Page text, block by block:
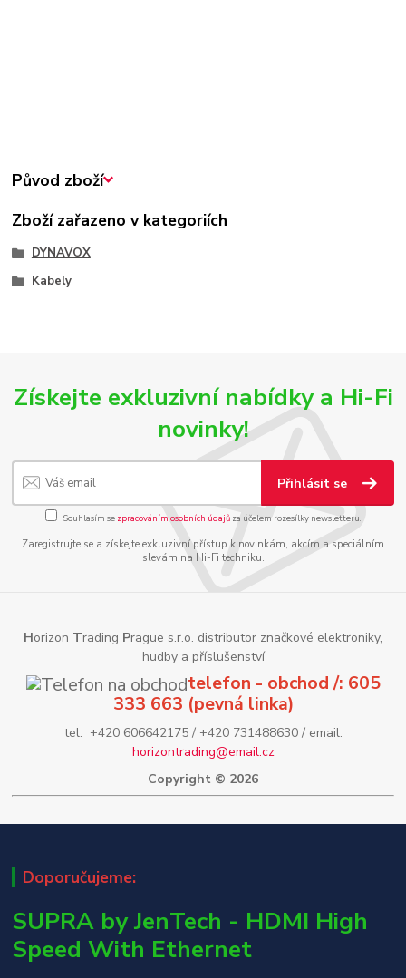
Původ zboží
Zboží zařazeno v kategoriích
DYNAVOX
Kabely
Získejte exkluzivní nabídky a Hi-Fi
novinky!
Přihlásit se
Souhlasím se zpracováním osobních údajůza účelem rozesílky newsletteru.
Zaregistrujte se a získejte exkluzivní přístup k novinkám, akcím a speciálním
slevám na Hi-Fi techniku.
Horizon Trading Prague s.r.o. distributor značkové elektroniky,
hudby a příslušenství
telefon - obchod /: 605
333 663 (pevná linka)
tel: +420 606642175 / +420 731488630 / email:
horizontrading@email.cz
Copyright © 2026
Doporučujeme:
SUPRA by JenTech - HDMI High
Speed With Ethernet